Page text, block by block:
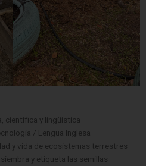
científica y lingüística
/ Lengua Inglesa
y vida de ecosistemas terrestres
y etiqueta las semillas